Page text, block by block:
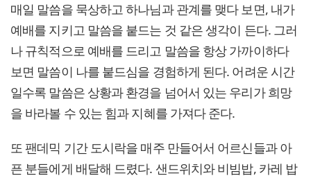
매일 말씀을 묵상하고 하나님과 관계를 맺다 보면, 내가
예배를 지키고 말씀을 붙드는 것 같은 생각이 든다. 그러
나 규칙적으로 예배를 드리고 말씀을 항상 가까이하다
보면 말씀이 나를 붙드심을 경험하게 된다. 어려운 시간
일수록 말씀은 상황과 환경을 넘어서 있는 우리가 희망
을 바라볼 수 있는 힘과 지혜를 가져다 준다.
또 팬데믹 기간 도시락을 매주 만들어서 어르신들과 아
픈 분들에게 배달해 드렸다. 샌드위치와 비빔밥, 카레 밥